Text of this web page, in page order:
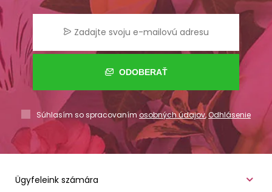
ODOBERAŤ
Súhlasím so spracovaním osobných údajov,Odhlásenie
Ügyfeleink számára